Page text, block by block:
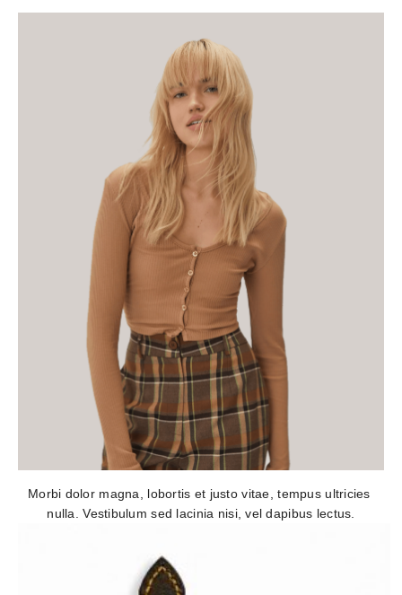
Morbi dolor magna, lobortis et justo vitae, tempus ultricies
nulla. Vestibulum sed lacinia nisi, vel dapibus lectus.